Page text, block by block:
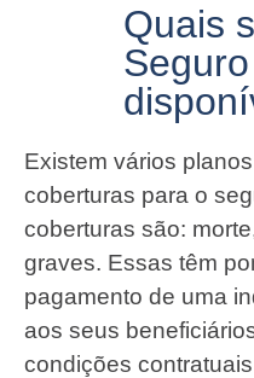
Quais
Existem vários
coberturas para o
coberturas são:
graves. Essas têm
pagamento de uma
aos seus
condições